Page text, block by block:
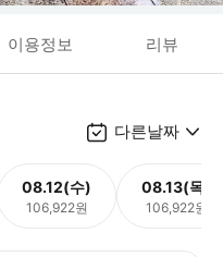
이용정보 리뷰
다른날짜
08.12(수)
106,922원
08.13(목)
106,922원